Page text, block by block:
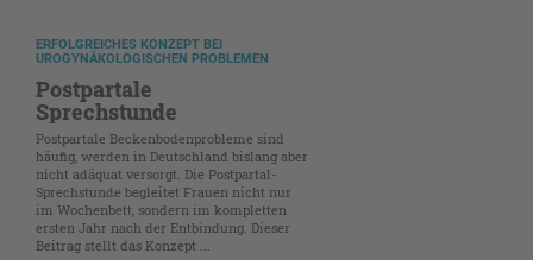
ERFOLGREICHES KONZEPT BEI
UROGYNÄKOLOGISCHEN PROBLEMEN
Postpartale
Sprechstunde
Postpartale Beckenbodenprobleme sind
häufig, werden in Deutschland bislang aber
nicht adäquat versorgt. Die Postpartal-
Sprechstunde begleitet Frauen nicht nur
im Wochenbett, sondern im kompletten
ersten Jahr nach der Entbindung. Dieser
Beitrag stellt das Konzept ...